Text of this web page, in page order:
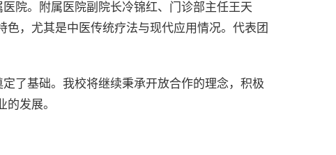
院。附属医院副院长冷锦红、门诊部主任王天
，尤其是中医传统疗法与现代应用情况。代表团
了基础。我校将继续秉承开放合作的理念，积极
发展。